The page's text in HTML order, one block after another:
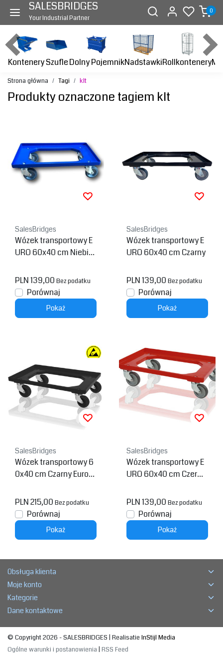
SALESBRIDGES
Your Industrial Partner
0
KontenerySzufleDolny PojemnikNadstawkiRollkontenery
Strona główna Tagi klt
Produkty oznaczone tagiem klt
SalesBridges
Wózek transportowy E
URO 60x40 cm Niebie
PLN 139,00 Bez podatku
Porównaj
Pokaż
SalesBridges
Wózek transportowy E
URO 60x40 cm Czarny
PLN 139,00 Bez podatku
Porównaj
Pokaż
SalesBridges
Wózek transportowy 6
0x40 cm Czarny Eurob
PLN 215,00 Bez podatku
Porównaj
Pokaż
SalesBridges
Wózek transportowy E
URO 60x40 cm Czerwo
PLN 139,00 Bez podatku
Porównaj
Pokaż
Obsługa klienta
Moje konto
Kategorie
Dane kontaktowe
© Copyright 2026 - SALESBRIDGES | Realisatie InStijl Media
Ogólne warunki i postanowienia RSS Feed